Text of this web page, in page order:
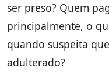
ser preso? Quem
principalmente, o
quando suspeita
adulterado?